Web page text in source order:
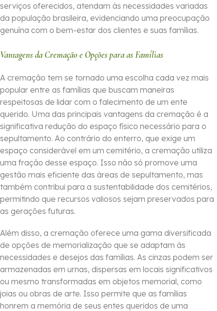
serviços oferecidos, atendam às necessidades variadas
da população brasileira, evidenciando uma preocupação
genuína com o bem-estar dos clientes e suas famílias.
Vantagens da Cremação e Opções para as Famílias
A cremação tem se tornado uma escolha cada vez mais
popular entre as famílias que buscam maneiras
respeitosas de lidar com o falecimento de um ente
querido. Uma das principais vantagens da cremação é a
significativa redução do espaço físico necessário para o
sepultamento. Ao contrário do enterro, que exige um
espaço considerável em um cemitério, a cremação utiliza
uma fração desse espaço. Isso não só promove uma
gestão mais eficiente das áreas de sepultamento, mas
também contribui para a sustentabilidade dos cemitérios,
permitindo que recursos valiosos sejam preservados para
as gerações futuras.
Além disso, a cremação oferece uma gama diversificada
de opções de memorialização que se adaptam às
necessidades e desejos das famílias. As cinzas podem ser
armazenadas em urnas, dispersas em locais significativos
ou mesmo transformadas em objetos memorial, como
joias ou obras de arte. Isso permite que as famílias
honrem a memória de seus entes queridos de uma